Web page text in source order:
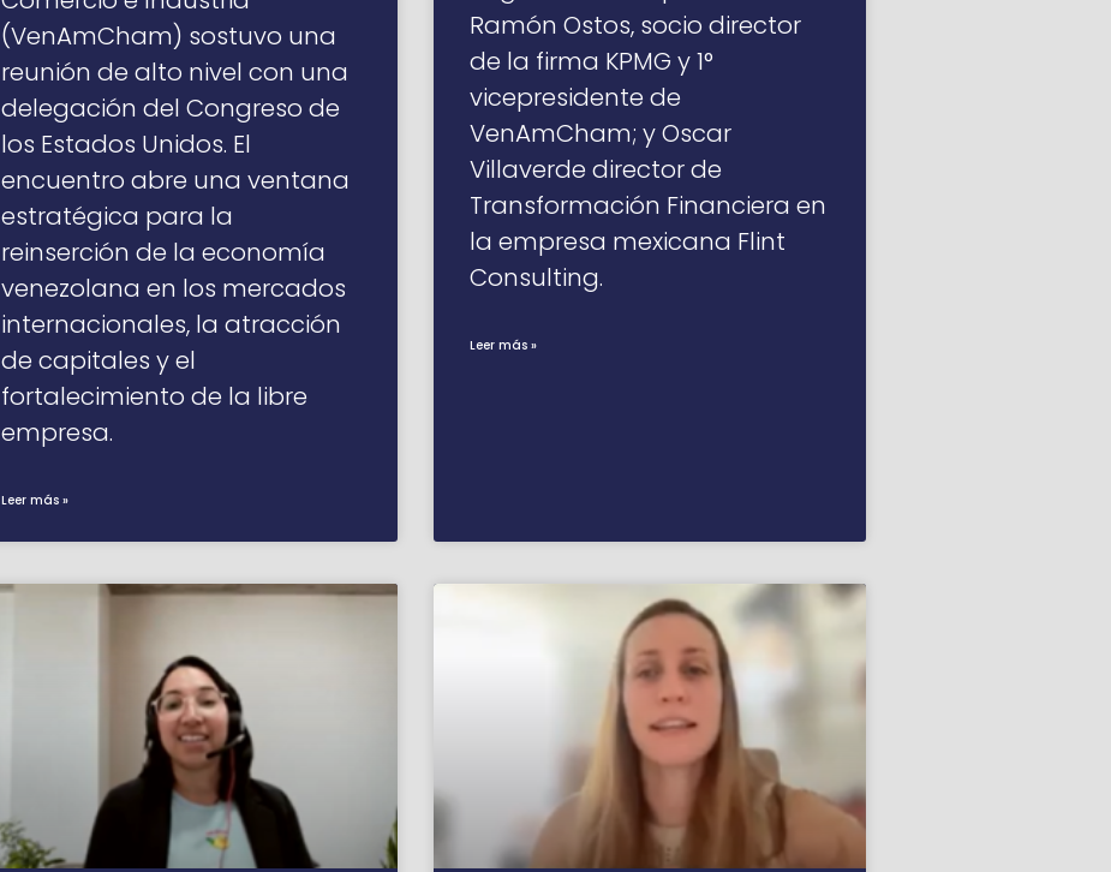
(VenAmCham) sostuvo una
reunión de alto nivel con una
delegación del Congreso de
los Estados Unidos. El
encuentro abre una ventana
estratégica para la
reinserción de la economía
venezolana en los mercados
internacionales, la atracción
de capitales y el
fortalecimiento de la libre
empresa.
Leer más »
Ramón Ostos, socio director
de la firma KPMG y 1°
vicepresidente de
VenAmCham; y Oscar
Villaverde director de
Transformación Financiera en
la empresa mexicana Flint
Consulting.
Leer más »